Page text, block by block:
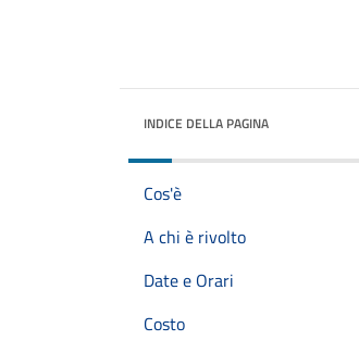
INDICE DELLA PAGINA
Cos'è
A chi è rivolto
Date e Orari
Costo